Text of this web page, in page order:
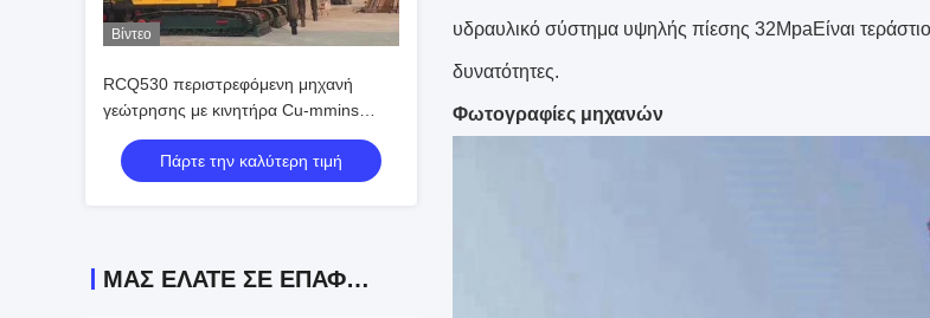
Βίντεο
RCQ530 περιστρεφόμενη μηχανή
γεώτρησης με κινητήρα Cu-mmins
150KW
Πάρτε την καλύτερη τιμή
ΜΑΣ ΕΛΆΤΕ ΣΕ ΕΠΑΦΉ ΜΕ
υδραυλικό σύστημα υψηλής πίεσης 32MpaΕίναι τεράστιο
δυνατότητες.
Φωτογραφίες μηχανών